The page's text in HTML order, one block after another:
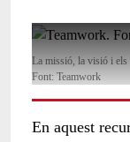
e
o
La missió, la visió i
Font: Teamwork
En aquest